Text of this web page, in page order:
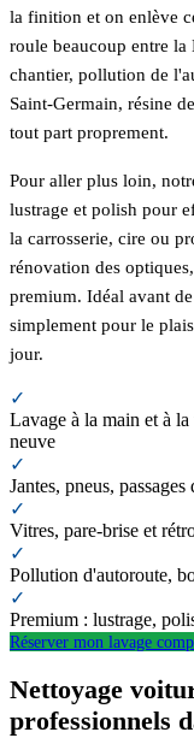
la finition et on enlève
roule beaucoup entre
chantier, pollution de
Saint-Germain, résine
tout part proprement.
Pour aller plus loin,
lustrage et polish pour
la carrosserie, cire ou
rénovation des
premium. Idéal avant
simplement pour le
jour.
✓
Lavage à la main et à
neuve
✓
Jantes, pneus, passages
✓
Vitres, pare-brise et
✓
Pollution d'autoroute,
✓
Premium : lustrage,
Réserver mon lavage
Nettoyage
professionnels